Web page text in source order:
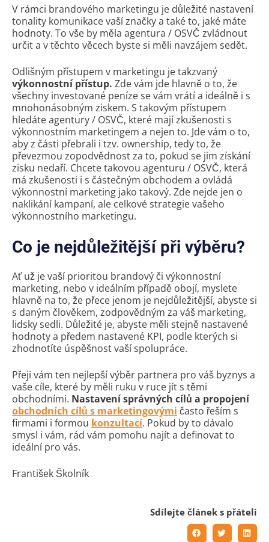
V rámci brandového marketingu je důležité nastavení
tonality komunikace vaší značky a také to, jaké máte
hodnoty. To vše by měla agentura / OSVČ zvládnout
určit a v těchto věcech byste si měli navzájem sedět.
Odlišným přístupem v marketingu je takzvaný
výkonnostní přístup. Zde vám jde hlavně o to, že
všechny investované peníze se vám vrátí a ideálně i s
mnohonásobným ziskem. S takovým přístupem
hledáte agentury / OSVČ, které mají zkušenosti s
výkonnostním marketingem a nejen to. Jde vám o to,
aby z části přebrali i tzv. ownership, tedy to, že
převezmou zopodvědnost za to, pokud se jim získání
zisku nedaří. Chcete takovou agenturu / OSVČ, která
má zkušenosti i s částečným obchodem a ovládá
výkonnostní marketing jako takový. Zde nejde jen o
naklikání kampaní, ale celkové strategie vašeho
výkonnostního marketingu.
Co je nejdůležitější při výběru?
Ať už je vaší prioritou brandový či výkonnostní
marketing, nebo v ideálním případě obojí, myslete
hlavně na to, že přece jenom je nejdůležitější, abyste si
s daným člověkem, zodpovědným za váš marketing,
lidsky sedli. Důležité je, abyste měli stejně nastavené
hodnoty a předem nastavené KPI, podle kterých si
zhodnotíte úspěšnost vaší spolupráce.
Přeji vám ten nejlepší výběr partnera pro váš byznys a
vaše cíle, které by měli ruku v ruce jít s těmi
obchodními. Nastavení správných cílů a propojení
obchodních cílů s marketingovými často řeším s
firmami i formou konzultací. Pokud by to dávalo
smysl i vám, rád vám pomohu najít a definovat to
ideální pro vás.
František Školník
Sdílejte článek s přáteli